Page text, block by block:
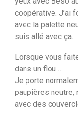
coopérative. J’ai
avec la palette
suis allé avec ça.
Lorsque vous
dans un flou …
Je porte
paupières neutre,
avec des